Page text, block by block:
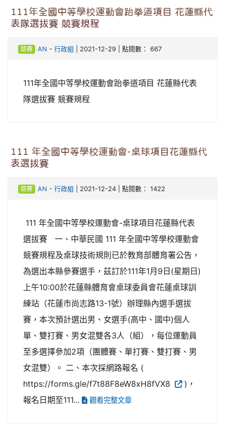
111年全國中等學校運動會跆拳道項目 花蓮縣代
表隊選拔賽 競賽規程
競賽 AN - 行政組 | 2021-12-29 | 點閱數： 667
111年全國中等學校運動會跆拳道項目 花蓮縣代表
隊選拔賽 競賽規程
111 年全國中等學校運動會-桌球項目花蓮縣代
表選拔賽
競賽 AN - 行政組 | 2021-12-24 | 點閱數： 1422
111 年全國中等學校運動會-桌球項目花蓮縣代表
選拔賽 一、中華民國 111 年全國中等學校運動會
競賽規程及桌球技術規則已於教育部體育署公告，
為選出本縣參賽選手，茲訂於111年1月9日(星期日)
上午10:00於花蓮縣體育會桌球委員會花蓮桌球訓
練站（花蓮市尚志路13-1號）辦理縣內選手選拔
賽，本次預計選出男、女選手(高中、國中)個人
單、雙打賽、男女混雙各3人（組），每位運動員
至多選擇參加2項（團體賽、單打賽、雙打賽、男
女混雙）。 二、本次採網路報名 (
https://forms.gle/f7t88F8eW8xH8fVX8
)，
報名日期至111...
觀看完整文章